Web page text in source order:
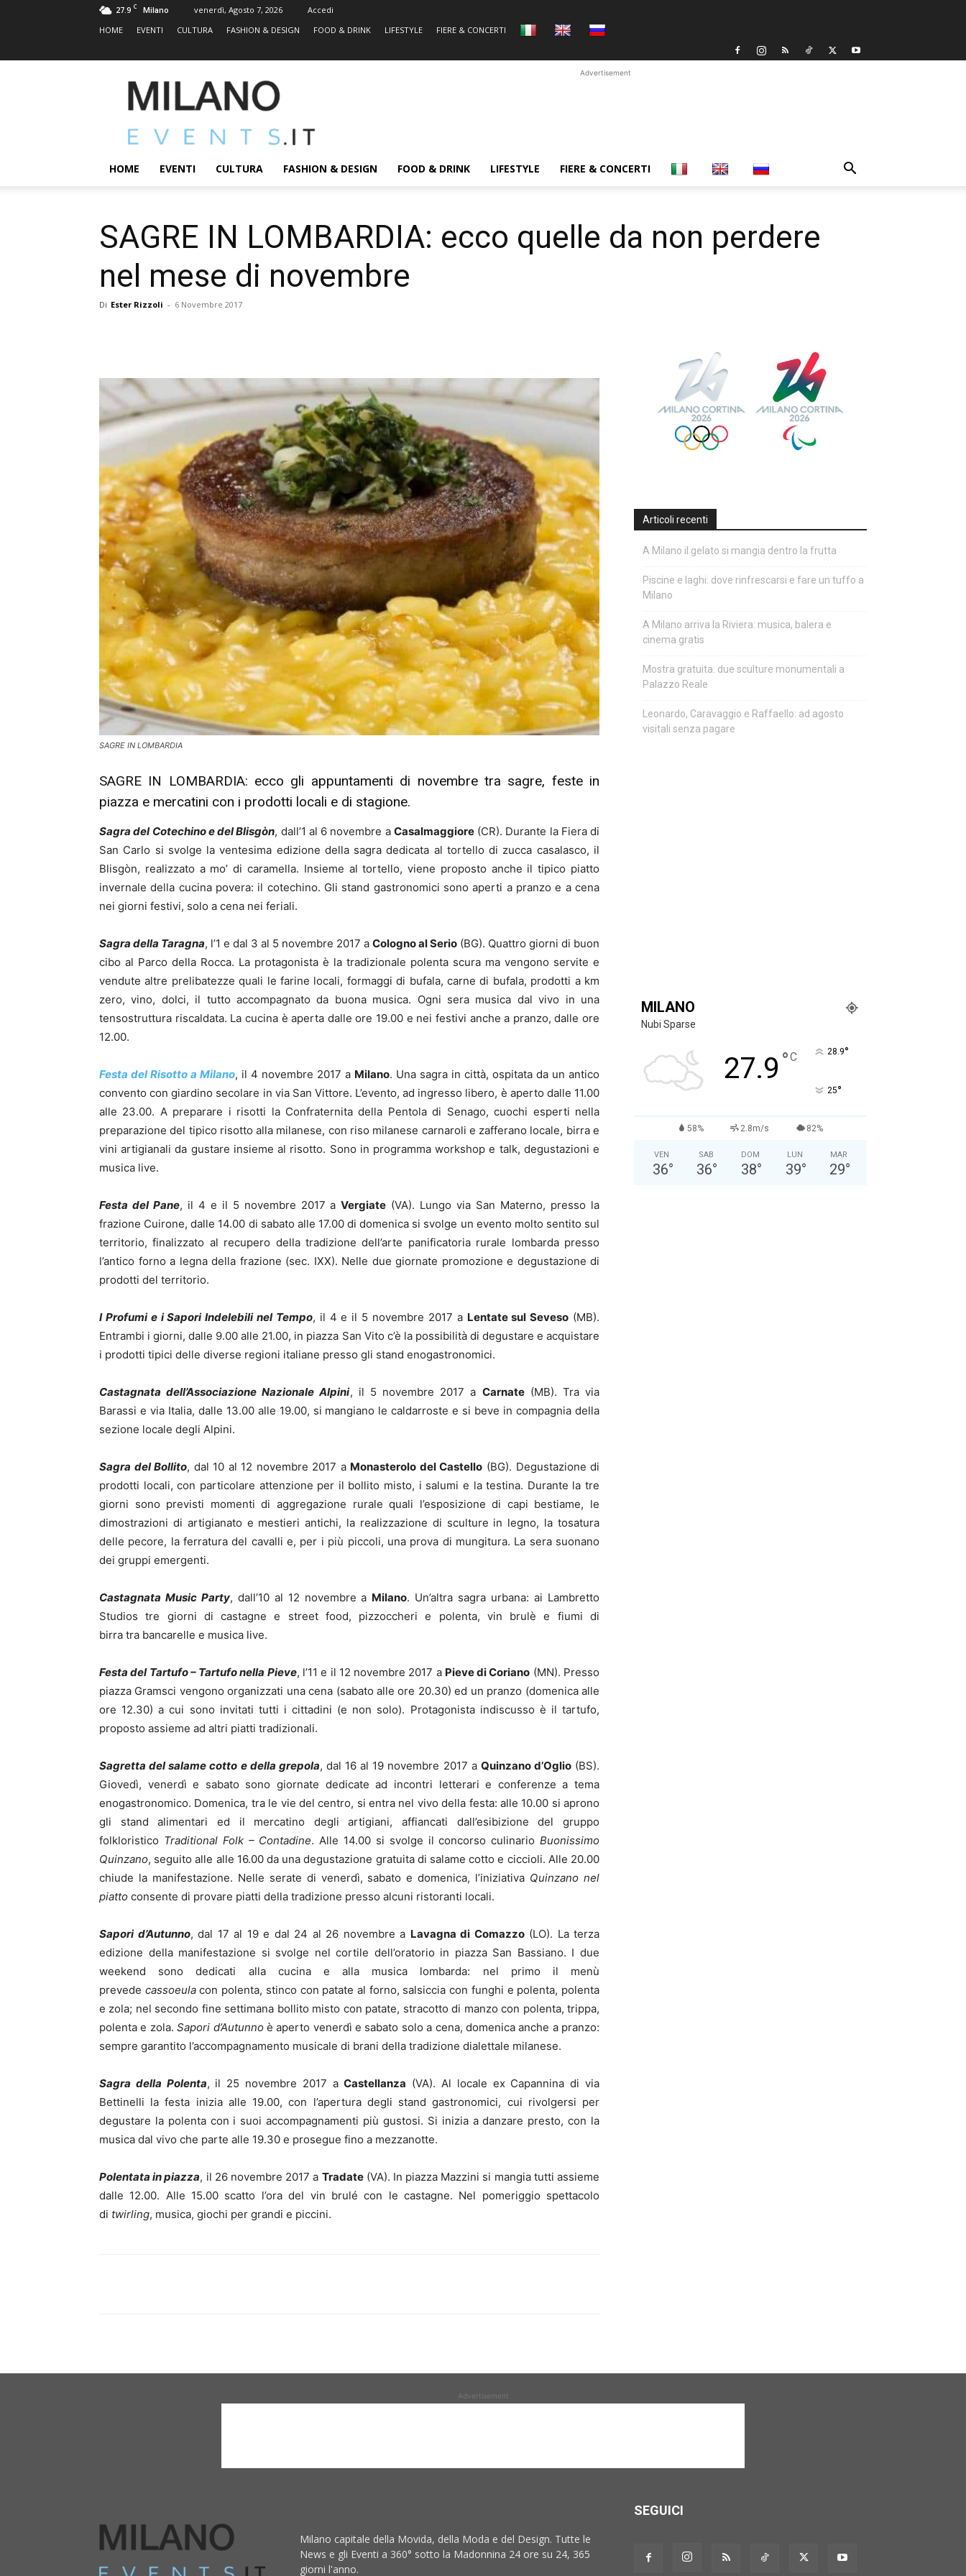
27.9 C Milano venerdì, Agosto 7, 2026
Accedi
HOME
EVENTI CULTURA FASHION & DESIGN FOOD & DRINK LIFESTYLE FIERE & CONCERTI
MILANOEVENTS.IT
|
2.0
ed
Eventi
Advertisement
HOME EVENTI CULTURA FASHION & DESIGN FOOD & DRINK LIFESTYLE FIERE & CONCERTI
SAGRE IN LOMBARDIA: ecco quelle da non perdere
nel mese di novembre
Di Ester Rizzoli - 6 Novembre 2017
SAGRE IN LOMBARDIA
SAGRE IN LOMBARDIA: ecco gli appuntamenti di novembre tra sagre, feste in
piazza e mercatini con i prodotti locali e di stagione.
Sagra del Cotechino e del Blisgòn, dall’1 al 6 novembre a Casalmaggiore(CR). Durante la Fiera di
San Carlo si svolge la ventesima edizione della sagra dedicata al tortello di zucca casalasco, il
Blisgòn, realizzato a mo’ di caramella. Insieme al tortello, viene proposto anche il tipico piatto
invernale della cucina povera: il cotechino. Gli stand gastronomici sono aperti a pranzo e a cena
nei giorni festivi, solo a cena nei feriali.
Sagra della Taragna, l’1 e dal 3 al 5 novembre 2017 a Cologno al Serio (BG). Quattro giorni di buon
cibo al Parco della Rocca. La protagonista è la tradizionale polenta scura ma vengono servite e
vendute altre prelibatezze quali le farine locali, formaggi di bufala, carne di bufala, prodotti a km
zero, vino, dolci, il tutto accompagnato da buona musica. Ogni sera musica dal vivo in una
tensostruttura riscaldata. La cucina è aperta dalle ore 19.00 e nei festivi anche a pranzo, dalle ore
12.00.
Festa del Risotto a Milano, il 4 novembre 2017 a Milano. Una sagra in città, ospitata da un antico
convento con giardino secolare in via San Vittore. L’evento, ad ingresso libero, è aperto dalle 11.00
alle 23.00. A preparare i risotti la Confraternita della Pentola di Senago, cuochi esperti nella
preparazione del tipico risotto alla milanese, con riso milanese carnaroli e zafferano locale, birra e
vini artigianali da gustare insieme al risotto. Sono in programma workshop e talk, degustazioni e
musica live.
Festa del Pane, il 4 e il 5 novembre 2017 aVergiate (VA). Lungo via San Materno, presso la
frazione Cuirone, dalle 14.00 di sabato alle 17.00 di domenica si svolge un evento molto sentito sul
territorio, finalizzato al recupero della tradizione dell’arte panificatoria rurale lombarda presso
l’antico forno a legna della frazione (sec. IXX). Nelle due giornate promozione e degustazione di
prodotti del territorio.
I Profumi e i Sapori Indelebili nel Tempo, il 4 e il 5 novembre 2017 a Lentate sul Seveso (MB).
Entrambi i giorni, dalle 9.00 alle 21.00, in piazza San Vito c’è la possibilità di degustare e acquistare
i prodotti tipici delle diverse regioni italiane presso gli stand enogastronomici.
Castagnata dell’Associazione Nazionale Alpini, il 5 novembre 2017 a Carnate(MB). Tra via
Barassi e via Italia, dalle 13.00 alle 19.00, si mangiano le caldarroste e si beve in compagnia della
sezione locale degli Alpini.
Sagra del Bollito, dal 10 al 12 novembre 2017 a Monasterolo del Castello (BG). Degustazione di
prodotti locali, con particolare attenzione per il bollito misto, i salumi e la testina. Durante la tre
giorni sono previsti momenti di aggregazione rurale quali l’esposizione di capi bestiame, le
dimostrazioni di artigianato e mestieri antichi, la realizzazione di sculture in legno, la tosatura
delle pecore, la ferratura del cavalli e, per i più piccoli, una prova di mungitura. La sera suonano
dei gruppi emergenti.
Castagnata Music Party, dall’10 al 12 novembre a Milano. Un’altra sagra urbana: ai Lambretto
Studios tre giorni di castagne e street food, pizzoccheri e polenta, vin brulè e fiumi di
birra tra bancarelle e musica live.
Festa del Tartufo – Tartufo nella Pieve, l’11 e il 12 novembre 2017 a Pieve di Coriano (MN). Presso
piazza Gramsci vengono organizzati una cena (sabato alle ore 20.30) ed un pranzo (domenica alle
ore 12.30) a cui sono invitati tutti i cittadini (e non solo). Protagonista indiscusso è il tartufo,
proposto assieme ad altri piatti tradizionali.
Sagretta del salame cotto e della grepola, dal 16 al 19 novembre 2017 a Quinzano d’Oglio(BS).
Giovedì, venerdì e sabato sono giornate dedicate ad incontri letterari e conferenze a tema
enogastronomico. Domenica, tra le vie del centro, si entra nel vivo della festa: alle 10.00 si aprono
gli stand alimentari ed il mercatino degli artigiani, affiancati dall’esibizione del gruppo
folkloristico Traditional Folk – Contadine. Alle 14.00 si svolge il concorso culinarioBuonissimo
Quinzano, seguito alle alle 16.00 da una degustazione gratuita di salame cotto e ciccioli. Alle 20.00
chiude la manifestazione. Nelle serate di venerdì, sabato e domenica, l’iniziativa Quinzano nel
piatto consente di provare piatti della tradizione presso alcuni ristoranti locali.
Sapori d’Autunno, dal 17 al 19 e dal 24 al 26 novembre a Lavagna di Comazzo(LO). La terza
edizione della manifestazione si svolge nel cortile dell’oratorio in piazza San Bassiano. I due
weekend sono dedicati alla cucina e alla musica lombarda: nel primo il menù
prevede cassoeulacon polenta, stinco con patate al forno, salsiccia con funghi e polenta, polenta
e zola; nel secondo fine settimana bollito misto con patate, stracotto di manzo con polenta, trippa,
polenta e zola.Sapori d’Autunnoè aperto venerdì e sabato solo a cena, domenica anche a pranzo:
sempre garantito l’accompagnamento musicale di brani della tradizione dialettale milanese.
Sagra della Polenta, il 25 novembre 2017 aCastellanza (VA). Al locale ex Capannina di via
Bettinelli la festa inizia alle 19.00, con l’apertura degli stand gastronomici, cui rivolgersi per
degustare la polenta con i suoi accompagnamenti più gustosi. Si inizia a danzare presto, con la
musica dal vivo che parte alle 19.30 e prosegue fino a mezzanotte.
Polentata in piazza, il 26 novembre 2017 a Tradate(VA). In piazza Mazzini si mangia tutti assieme
dalle 12.00. Alle 15.00 scatto l’ora del vin brulé con le castagne. Nel pomeriggio spettacolo
di twirling, musica, giochi per grandi e piccini.
Articoli recenti
A Milano il gelato si mangia dentro la frutta
Piscine e laghi: dove rinfrescarsi e fare un tuffo a
Milano
A Milano arriva la Riviera: musica, balera e
cinema gratis
Mostra gratuita: due sculture monumentali a
Palazzo Reale
Leonardo, Caravaggio e Raffaello: ad agosto
visitali senza pagare
MILANO
Nubi Sparse
27.9 °C 28.9°
25°
58% 2.8m/s 82%
VEN
36°
SAB
36°
DOM
38°
LUN
39°
MAR
29°
Advertisement
Milano capitale della Movida, della Moda e del Design. Tutte le
News e gli Eventi a 360° sotto la Madonnina 24 ore su 24, 365
giorni l'anno.
SEGUICI